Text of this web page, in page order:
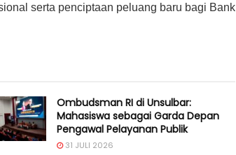
serta penciptaan peluang baru bagi Bank
Ombudsman RI di Unsulbar:
Mahasiswa sebagai Garda Depan
Pengawal Pelayanan Publik
31 JULI 2026